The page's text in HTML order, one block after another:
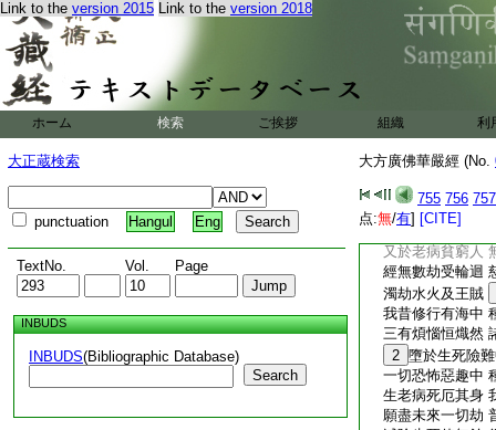
Link to the version 2015 Link to the version 2018
ホーム 検索 ご挨拶 組織 利
大正蔵検索
punctuation Hangul Eng
TextNo. Vol. Page
INBUDS
INBUDS(Bibliographic Database)
Search
大方廣佛華嚴經 (No.
755 756 757
点:無/有] [CITE]
主夜神。欲重宣此
説偈曰
善財汝今聽我説
聞已愛樂生歡喜
常觀法性令現前
我於三世諸佛所
最勝清淨諸眷屬
我見過去天人師
聞此廣大淨法門
常於父母及師長
如是曾無休懈心
又於老病貧窮人
經無數劫受輪迴
濁劫水火及王賊
我昔修行有海中
三有煩惱恒熾然
2 墮於生死險
一切恐怖惡趣中
生老病死厄其身
願盡未來一切劫